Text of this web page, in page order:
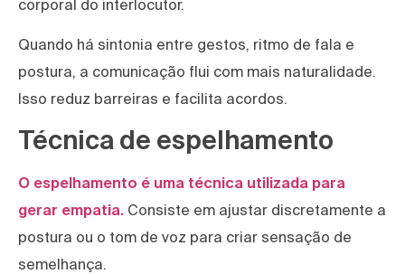
corporal do interlocutor.
Quando há sintonia entre gestos, ritmo de fala e
postura, a comunicação flui com mais naturalidade.
Isso reduz barreiras e facilita acordos.
Técnica de espelhamento
O espelhamento é uma técnica utilizada para
gerar empatia. Consiste em ajustar discretamente a
postura ou o tom de voz para criar sensação de
semelhança.